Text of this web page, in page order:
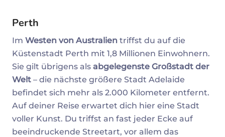
Perth
Im Westen von Australien triffst du auf die
Küstenstadt Perth mit 1,8 Millionen Einwohnern.
Sie gilt übrigens als abgelegenste Großstadt der
Welt – die nächste größere Stadt Adelaide
befindet sich mehr als 2.000 Kilometer entfernt.
Auf deiner Reise erwartet dich hier eine Stadt
voller Kunst. Du triffst an fast jeder Ecke auf
beeindruckende Streetart, vor allem das